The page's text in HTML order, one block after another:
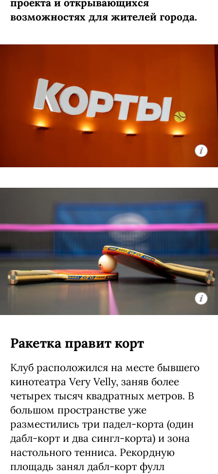
проекта и открывающихся
возможностях для жителей города.
Ракетка правит корт
Клуб расположился на месте бывшего
кинотеатра Very Velly, заняв более
четырех тысяч квадратных метров. В
большом пространстве уже
разместились три падел-корта (один
дабл-корт и два сингл-корта) и зона
настольного тенниса. Рекордную
площадь занял дабл-корт фулл